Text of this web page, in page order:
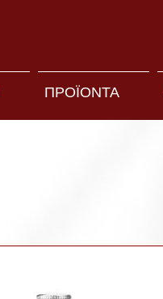
ΠΡΟΪΟΝΤΑ